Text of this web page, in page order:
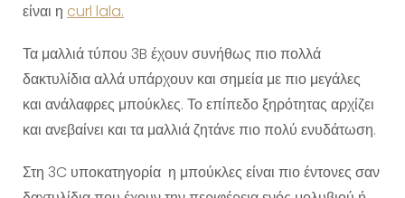
είναι η curl lala.
Τα μαλλιά τύπου 3B έχουν συνήθως πιο πολλά
δακτυλίδια αλλά υπάρχουν και σημεία με πιο μεγάλες
και ανάλαφρες μπούκλες. Το επίπεδο ξηρότητας αρχίζει
και ανεβαίνει και τα μαλλιά ζητάνε πιο πολύ ενυδάτωση.
Στη 3C υποκατηγορία η μπούκλες είναι πιο έντονες σαν